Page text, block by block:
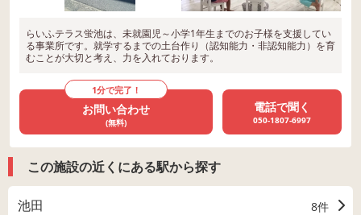
らいふテラス蛍池は、未就園児～小学1年生までのお子様を支援してい
る事業所です。就学するまでの土台作り（認知能力・非認知能力）を育
むことが大切と考え、力を入れております。
1分で完了！
お問い合わせ
(無料)
電話で聞く
050-1807-6997
この施設の近くにある駅から探す
池田 8件